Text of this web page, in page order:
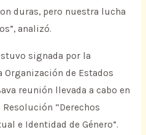
duras, pero nuestra lucha
analizó.
signada por la
Organización de Estados
reunión llevada a cabo en
“Derechos
e Identidad de Género”.